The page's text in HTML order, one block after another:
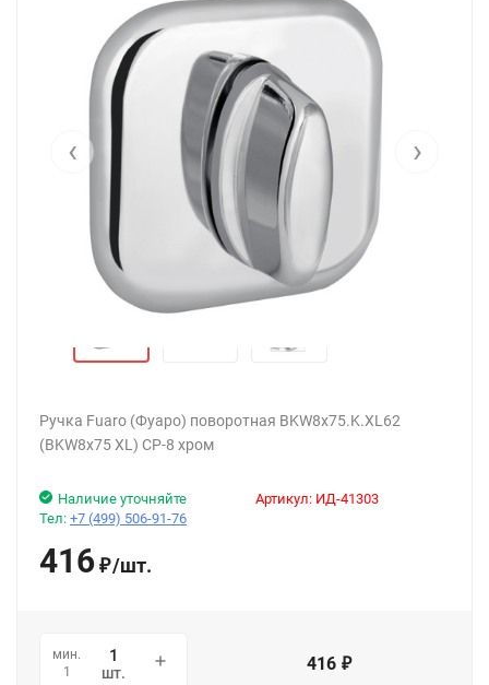
‹ ›
Ручка Fuaro (Фуаро) поворотная BKW8x75.K.XL62
(BKW8x75 XL) CP-8 хром
Артикул: ИД-41303
Наличие уточняйте
Тел: +7 (499) 506-91-76
416 ₽/шт.
мин.
1
шт. 416 ₽